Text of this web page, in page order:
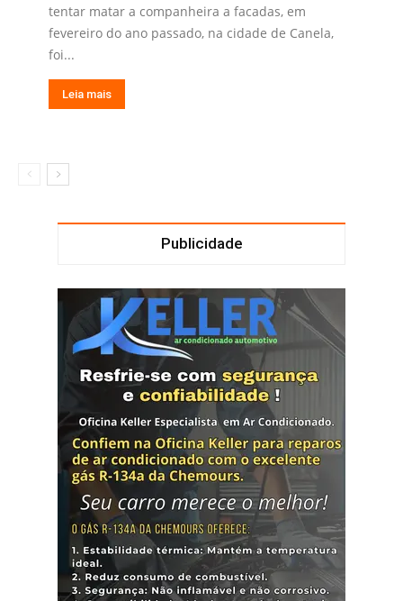
tentar matar a companheira a facadas, em
fevereiro do ano passado, na cidade de Canela,
foi...
Leia mais
Publicidade